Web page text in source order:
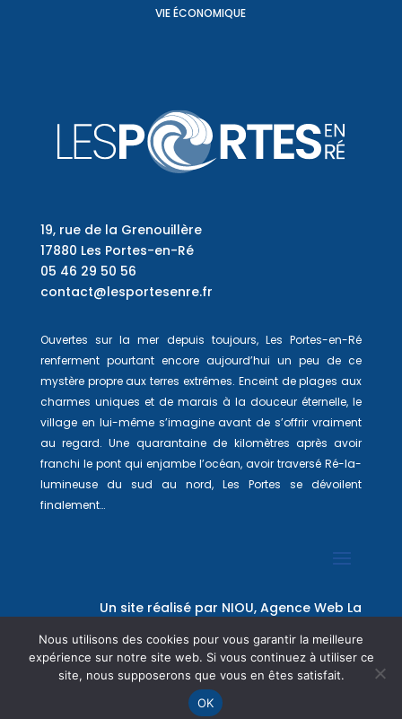
VIE ÉCONOMIQUE
19, rue de la Grenouillère
17880 Les Portes-en-Ré
05 46 29 50 56
contact@lesportesenre.fr
Ouvertes sur la mer depuis toujours, Les Portes-en-Ré
renferment pourtant encore aujourd’hui un peu de ce
mystère propre aux terres extrêmes. Enceint de plages aux
charmes uniques et de marais à la douceur éternelle, le
village en lui-même s’imagine avant de s’offrir vraiment
au regard. Une quarantaine de kilomètres après avoir
franchi le pont qui enjambe l’océan, avoir traversé Ré-la-
lumineuse du sud au nord, Les Portes se dévoilent
finalement…
Un site réalisé par NIOU, Agence Web La
Nous utilisons des cookies pour vous garantir la meilleure
expérience sur notre site web. Si vous continuez à utiliser ce
site, nous supposerons que vous en êtes satisfait.
OK